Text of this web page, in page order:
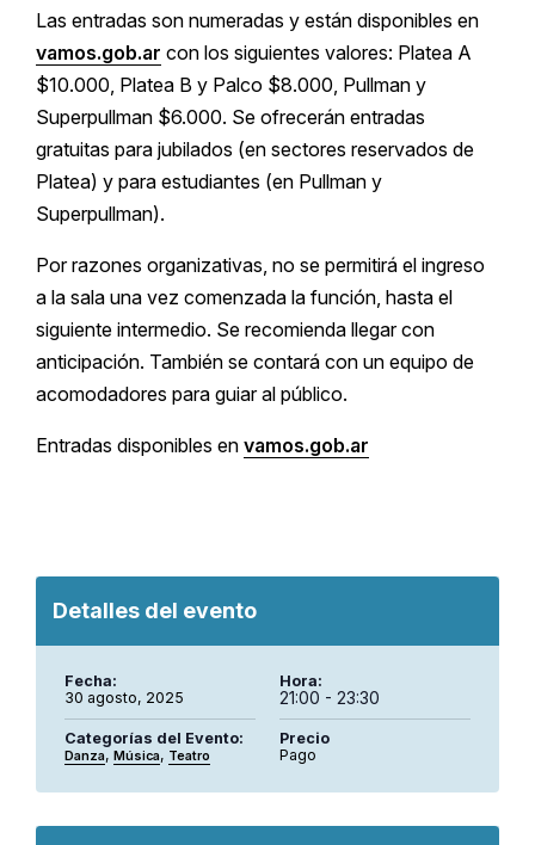
Las entradas son numeradas y están disponibles en
vamos.gob.ar con los siguientes valores: Platea A
$10.000, Platea B y Palco $8.000, Pullman y
Superpullman $6.000. Se ofrecerán entradas
gratuitas para jubilados (en sectores reservados de
Platea) y para estudiantes (en Pullman y
Superpullman).
Por razones organizativas, no se permitirá el ingreso
a la sala una vez comenzada la función, hasta el
siguiente intermedio. Se recomienda llegar con
anticipación. También se contará con un equipo de
acomodadores para guiar al público.
Entradas disponibles en vamos.gob.ar
Detalles del evento
Fecha:
30 agosto, 2025
Hora:
21:00 - 23:30
Categorías del Evento:
Danza, Música, Teatro
Precio
Pago